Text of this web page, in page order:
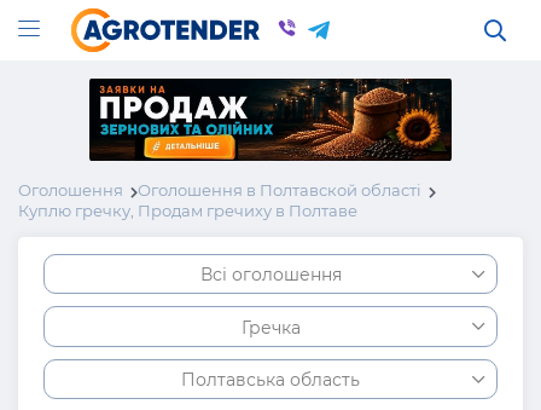
Оголошення
Оголошення в Полтавской області
Куплю гречку, Продам гречиху в Полтаве
Всі оголошення
Гречка
Полтавська область